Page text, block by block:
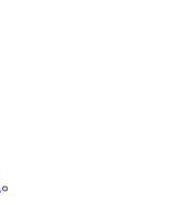
。